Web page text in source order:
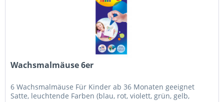
Wachsmalmäuse 6er
6 Wachsmalmäuse Für Kinder ab 36 Monaten geeignet
Satte, leuchtende Farben (blau, rot, violett, grün, gelb,